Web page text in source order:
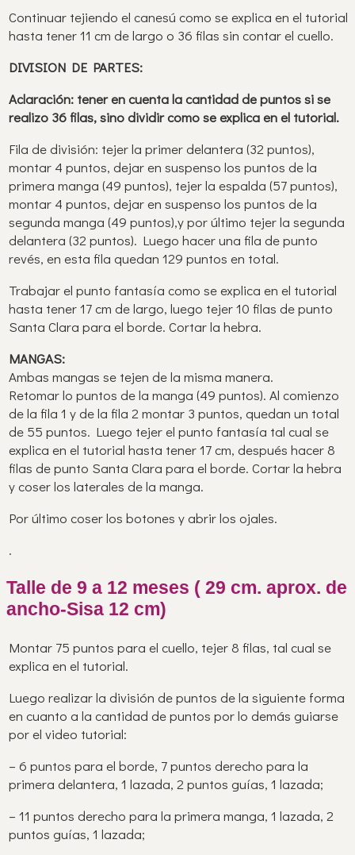
Continuar tejiendo el canesú como se explica en el tutorial
hasta tener 11 cm de largo o 36 filas sin contar el cuello.
DIVISION DE PARTES:
Aclaración: tener en cuenta la cantidad de puntos si se
realizo 36 filas, sino dividir como se explica en el tutorial.
Fila de división: tejer la primer delantera (32 puntos),
montar 4 puntos, dejar en suspenso los puntos de la
primera manga (49 puntos), tejer la espalda (57 puntos),
montar 4 puntos, dejar en suspenso los puntos de la
segunda manga (49 puntos),y por último tejer la segunda
delantera (32 puntos). Luego hacer una fila de punto
revés, en esta fila quedan 129 puntos en total.
Trabajar el punto fantasía como se explica en el tutorial
hasta tener 17 cm de largo, luego tejer 10 filas de punto
Santa Clara para el borde. Cortar la hebra.
MANGAS:
Ambas mangas se tejen de la misma manera.
Retomar lo puntos de la manga (49 puntos). Al comienzo
de la fila 1 y de la fila 2 montar 3 puntos, quedan un total
de 55 puntos. Luego tejer el punto fantasía tal cual se
explica en el tutorial hasta tener 17 cm, después hacer 8
filas de punto Santa Clara para el borde. Cortar la hebra
y coser los laterales de la manga.
Por último coser los botones y abrir los ojales.
.
Talle de 9 a 12 meses ( 29 cm. aprox. de
ancho-Sisa 12 cm)
Montar 75 puntos para el cuello, tejer 8 filas, tal cual se
explica en el tutorial.
Luego realizar la división de puntos de la siguiente forma
en cuanto a la cantidad de puntos por lo demás guiarse
por el video tutorial:
– 6 puntos para el borde, 7 puntos derecho para la
primera delantera, 1 lazada, 2 puntos guías, 1 lazada;
– 11 puntos derecho para la primera manga, 1 lazada, 2
puntos guías, 1 lazada;